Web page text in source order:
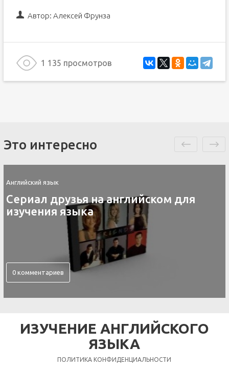
Автор: Алексей Фрунза
1 135 просмотров
Это интересно
Английский язык
Сериал друзья на английском для
изучения языка
0 комментариев
ИЗУЧЕНИЕ АНГЛИЙСКОГО
ЯЗЫКА
ПОЛИТИКА КОНФИДЕНЦИАЛЬНОСТИ